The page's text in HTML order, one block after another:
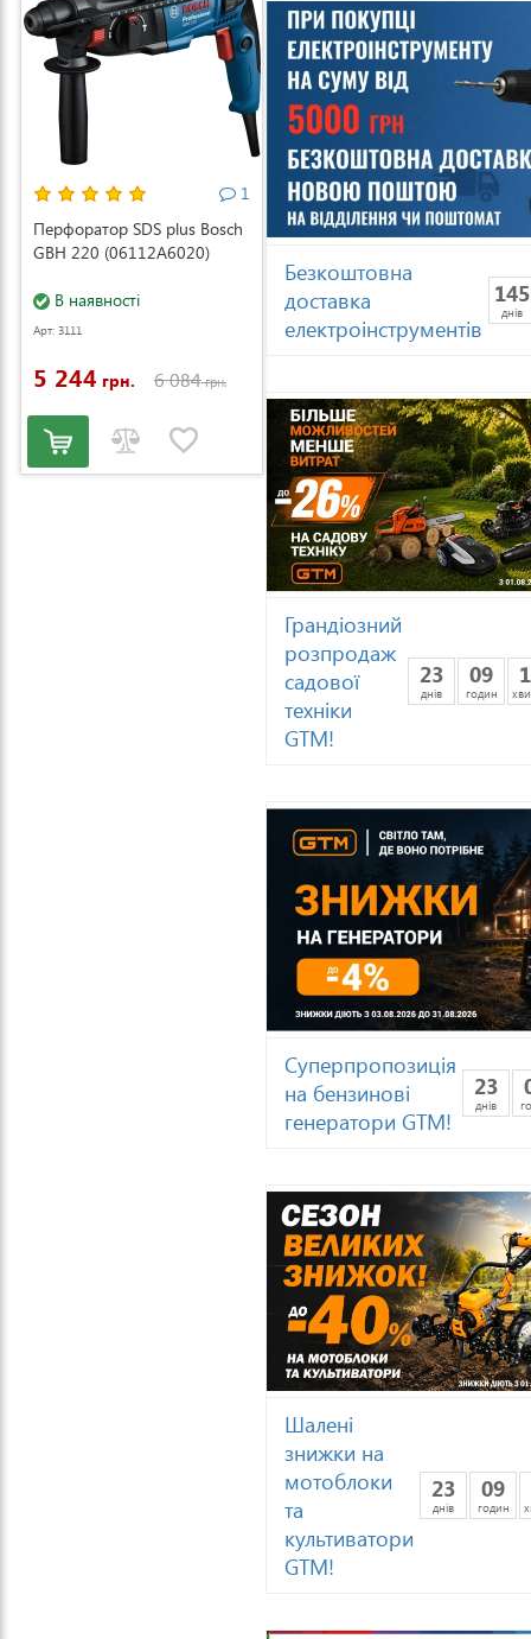
1
Перфоратор SDS plus Bosch
GBH 220 (06112A6020)
В наявності
Арт: 3111
5 244 грн. 6 084грн.
Безкоштовна
доставка
електроінструментів
145
днів
Грандіозний
розпродаж
садової
техніки
GTM!
23
днів
09
годин
Суперпропозиція
на бензинові
генератори GTM!
23
днів
Шалені
знижки на
мотоблоки
та
культиватори
GTM!
23
днів
09
годин